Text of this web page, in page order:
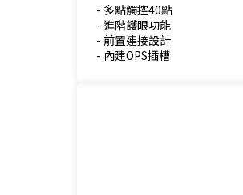
- 多點觸控40點
- 進階護眼功能
- 前置連接設計
- 內建OPS插槽